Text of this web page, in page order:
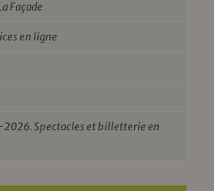
Façade
en ligne
Spectacles et billetterie en